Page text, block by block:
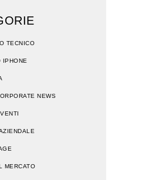
TECNICO
IPHONE
NEWS
MERCATO